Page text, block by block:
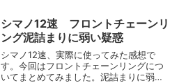
です。スプロケ側を下にして、タイヤを
トントンす...
シマノ12速 フロントチェーンリ
ング泥詰まりに弱い疑惑
シマノ12速、実際に使ってみた感想で
す。今回はフロントチェーンリングにつ
いてまとめてみました。泥詰まりに弱い